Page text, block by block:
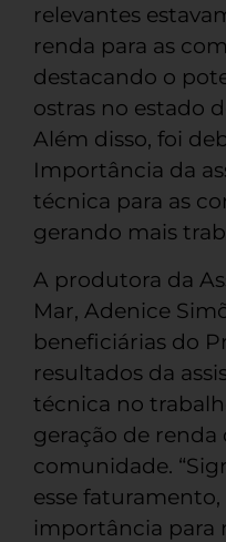
relevantes
renda para as
destacando o
ostras no estado
Além disso, foi
Importância da
técnica para as
gerando mais
A produtora da
Mar, Adenice
beneficiárias do
resultados da
técnica no
geração de renda
comunidade.
esse
importância para